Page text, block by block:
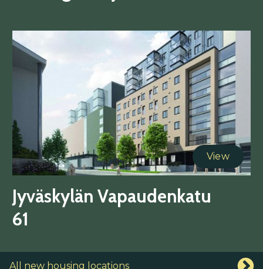
View
Jyväskylän Vapaudenkatu
61
All new housing locations